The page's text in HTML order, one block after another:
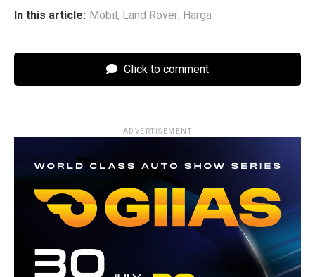
In this article: Mobil, Land Rover, Harga
Click to comment
ADVERTISEMENT